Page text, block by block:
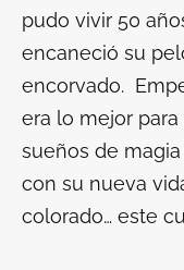
pudo vivir 50
encaneció su
encorvado.
era lo mejor
sueños de
con su nueva
colorado… este